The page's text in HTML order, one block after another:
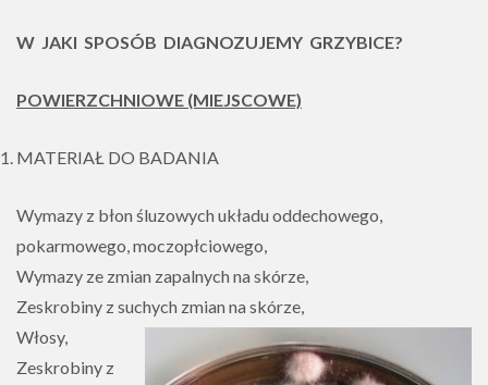
W JAKI SPOSÓB DIAGNOZUJEMY GRZYBICE?
POWIERZCHNIOWE (MIEJSCOWE)
MATERIAŁ DO BADANIA
Wymazy z błon śluzowych układu oddechowego,
pokarmowego, moczopłciowego,
Wymazy ze zmian zapalnych na skórze,
Zeskrobiny z suchych zmian na skórze,
Włosy,
Zeskrobiny z